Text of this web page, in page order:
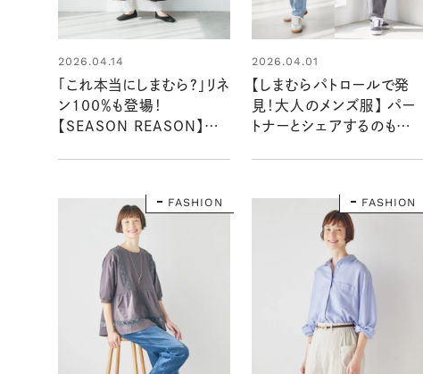
2026.04.14
「これ本当にしまむら？」リネ
ン100％も登場！
【SEASON REASON】の
2026.04.01
【しまむらパトロールで発
見！大人のメンズ服】 パー
トナーとシェアするのも素
FASHION FASHION